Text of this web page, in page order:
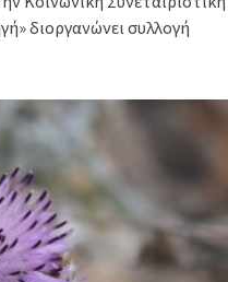
διοργανώνει συλλογή